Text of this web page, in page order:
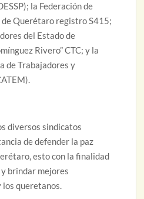
la Federación de
Querétaro registro S415;
del Estado de
Rivero” CTC; y la
de Trabajadores y
diversos sindicatos
de defender la paz
esto con la finalidad
brindar mejores
los queretanos.